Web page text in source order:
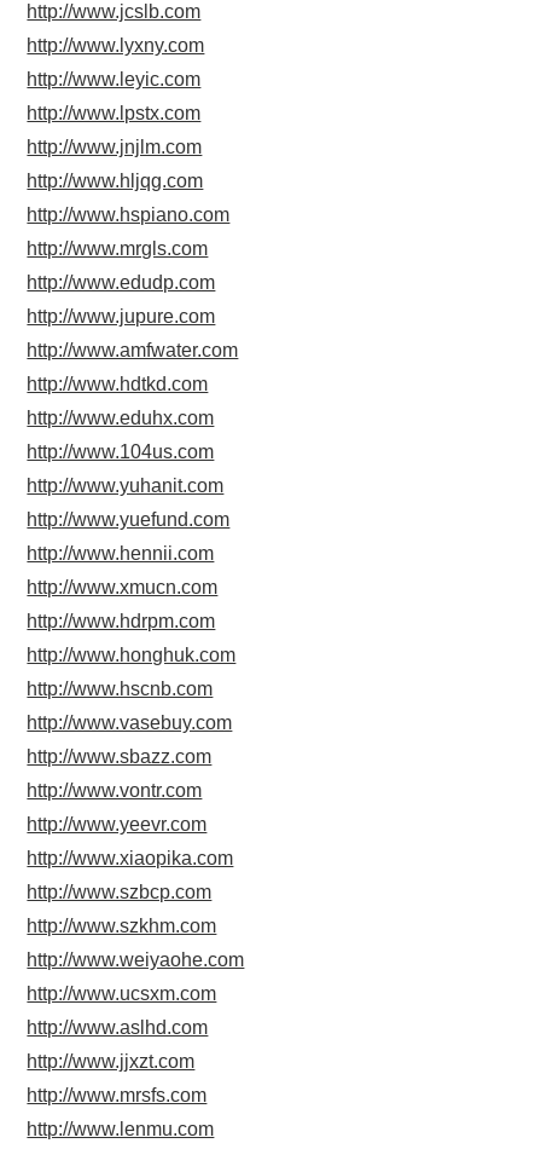
http://www.jcslb.com
http://www.lyxny.com
http://www.leyic.com
http://www.lpstx.com
http://www.jnjlm.com
http://www.hljqg.com
http://www.hspiano.com
http://www.mrgls.com
http://www.edudp.com
http://www.jupure.com
http://www.amfwater.com
http://www.hdtkd.com
http://www.eduhx.com
http://www.104us.com
http://www.yuhanit.com
http://www.yuefund.com
http://www.hennii.com
http://www.xmucn.com
http://www.hdrpm.com
http://www.honghuk.com
http://www.hscnb.com
http://www.vasebuy.com
http://www.sbazz.com
http://www.vontr.com
http://www.yeevr.com
http://www.xiaopika.com
http://www.szbcp.com
http://www.szkhm.com
http://www.weiyaohe.com
http://www.ucsxm.com
http://www.aslhd.com
http://www.jjxzt.com
http://www.mrsfs.com
http://www.lenmu.com